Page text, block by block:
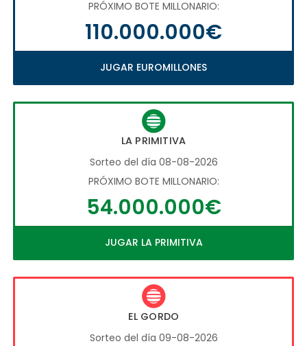
PRÓXIMO BOTE MILLONARIO:
110.000.000€
JUGAR EUROMILLONES
LA PRIMITIVA
Sorteo del día 08-08-2026
PRÓXIMO BOTE MILLONARIO:
54.000.000€
JUGAR LA PRIMITIVA
EL GORDO
Sorteo del día 09-08-2026